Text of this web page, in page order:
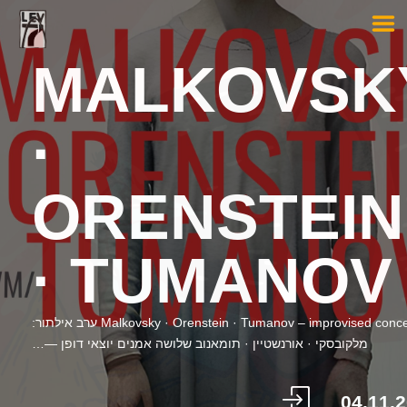
·
ORENSTEIN
· TUMANOV
Malkovsky · Orenstein · Tumanov – improvised concert ערב אילתור:
מלקובסקי · אורנשטיין · תומאנוב שלושה אמנים יוצאי דופן —…